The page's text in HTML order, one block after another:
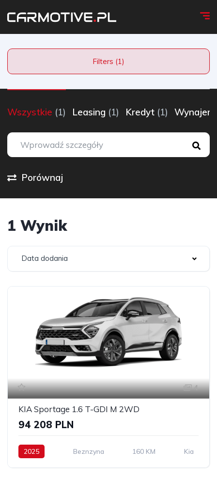
Filters (1)
Wszystkie (1) Leasing (1) Kredyt (1) Wynajem
Porównaj
1 Wynik
Data dodania
4
KIA Sportage 1.6 T-GDI M 2WD
94 208 PLN
2025 Beznzyna 160 KM Kia